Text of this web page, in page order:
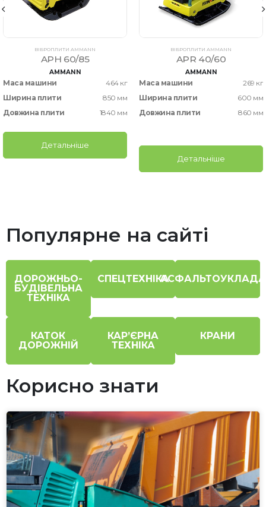
ВІБРОПЛИТИ AMMANN
APH 60/85
AMMANN
Маса машини
464 кг
Ширина плити
850 мм
Довжина плити
1840 мм
Детальніше
ВІБРОПЛИТИ AMMANN
APR 40/60
AMMANN
Маса машини
269 кг
Ширина плити
600 мм
Довжина плити
860 мм
Детальніше
Популярне на сайті
ДОРОЖНЬО-
БУДІВЕЛЬНА
ТЕХНІКА
СПЕЦТЕХНІКА
КАТОК
ДОРОЖНІЙ
КАР’ЄРНА
ТЕХНІКА
КРАНИ
Корисно знати